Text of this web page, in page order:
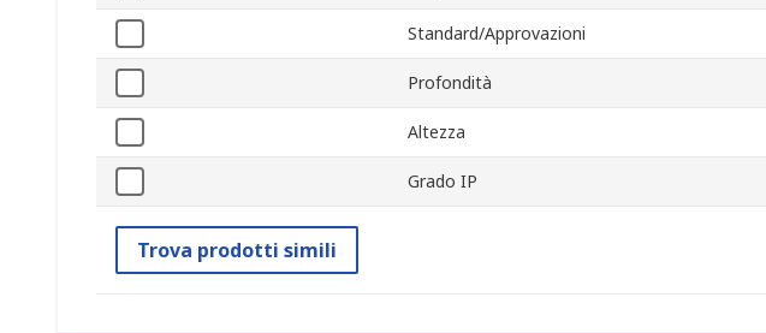
Standard/Approvazioni
Profondità
Altezza
Grado IP
Trova prodotti simili